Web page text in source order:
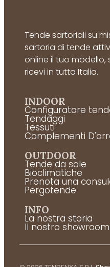
Tende sartoriali su
sartoria di tende
online il tuo modello,
ricevi in tutta Italia.
INDOOR
Configuratore
Tendaggi
Tessuti
Complementi
OUTDOOR
Tende da sole
Bioclimatiche
Prenota una
Pergotende
INFO
La nostra storia
Il nostro showroom